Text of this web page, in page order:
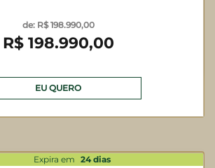
de: R$ 198.990,00
R$ 198.990,00
EU QUERO
Expira em 24dias